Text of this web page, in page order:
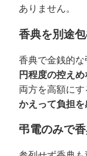
ありません。
香典を別途
香典で金銭的
円程度の控え
両方を高額に
かえって負担を
弔電のみで